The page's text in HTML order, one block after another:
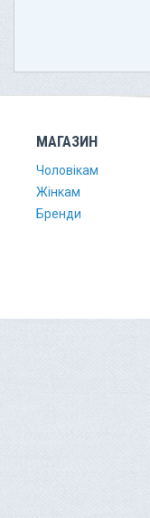
МАГАЗИН
Чоловікам
Жінкам
Бренди